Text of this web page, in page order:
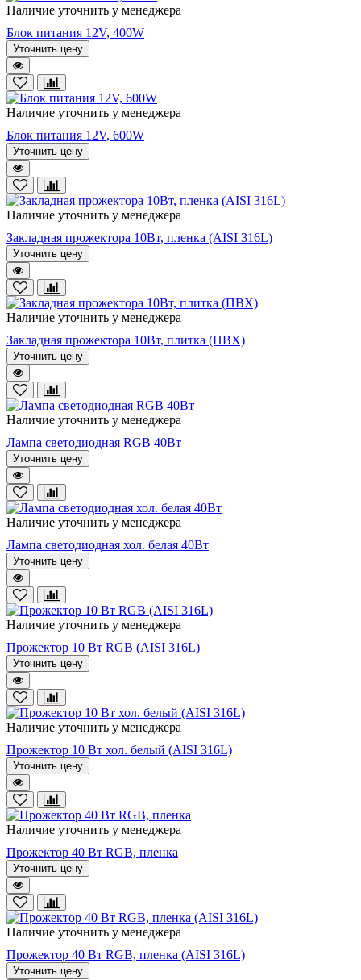
Наличие уточнить у менеджера
Блок питания 12V, 400W
Уточнить цену
Наличие уточнить у менеджера
Блок питания 12V, 600W
Уточнить цену
Наличие уточнить у менеджера
Закладная прожектора 10Вт, пленка (AISI 316L)
Уточнить цену
Наличие уточнить у менеджера
Закладная прожектора 10Вт, плитка (ПВХ)
Уточнить цену
Наличие уточнить у менеджера
Лампа светодиодная RGB 40Вт
Уточнить цену
Наличие уточнить у менеджера
Лампа светодиодная хол. белая 40Вт
Уточнить цену
Наличие уточнить у менеджера
Прожектор 10 Вт RGB (AISI 316L)
Уточнить цену
Наличие уточнить у менеджера
Прожектор 10 Вт хол. белый (AISI 316L)
Уточнить цену
Наличие уточнить у менеджера
Прожектор 40 Вт RGB, пленка
Уточнить цену
Наличие уточнить у менеджера
Прожектор 40 Вт RGB, пленка (AISI 316L)
Уточнить цену